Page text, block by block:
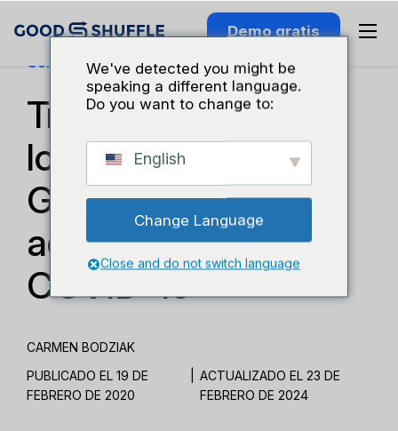
Demo gratis
Conocimiento Del Sector
Tres formas en que
los clientes de
Goodshuffle están
adaptándose a la
COVID-19
CARMEN BODZIAK
PUBLICADO EL 19 DE
FEBRERO DE 2020
ACTUALIZADO EL 23 DE
FEBRERO DE 2024
We've detected you might be
speaking a different language.
Do you want to change to:
English
Change Language
Close and do not switch language